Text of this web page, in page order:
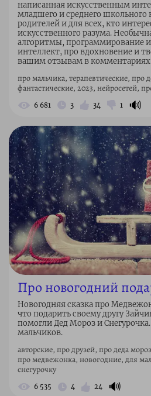
написанная искусственным
младшего и среднего школьного
родителей и для всех, кто
искусственного разума.
алгоритмы, программирование
интеллект, про вдохновение и
вашим отзывам в
про мальчика, терапевтические, про
фантастические, 2023, нейросетей,
6 681 3 34 1 🔊
Про новогодний
Новогодняя сказка про
что подарить своему другу
помогли Дед Мороз и
мальчиков.
авторские, про друзей, про деда
про медвежонка, новогодние, для
снегурочку
6 535 4 24 🔊